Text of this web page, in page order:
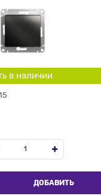
в наличии
ДОБАВИТЬ